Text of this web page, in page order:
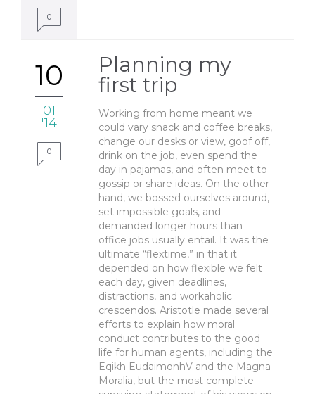
0
10
01
'14
0
Planning my
first trip
Working from home meant we
could vary snack and coffee breaks,
change our desks or view, goof off,
drink on the job, even spend the
day in pajamas, and often meet to
gossip or share ideas. On the other
hand, we bossed ourselves around,
set impossible goals, and
demanded longer hours than
office jobs usually entail. It was the
ultimate “flextime,” in that it
depended on how flexible we felt
each day, given deadlines,
distractions, and workaholic
crescendos. Aristotle made several
efforts to explain how moral
conduct contributes to the good
life for human agents, including the
Eqikh EudaimonhV and the Magna
Moralia, but the most complete